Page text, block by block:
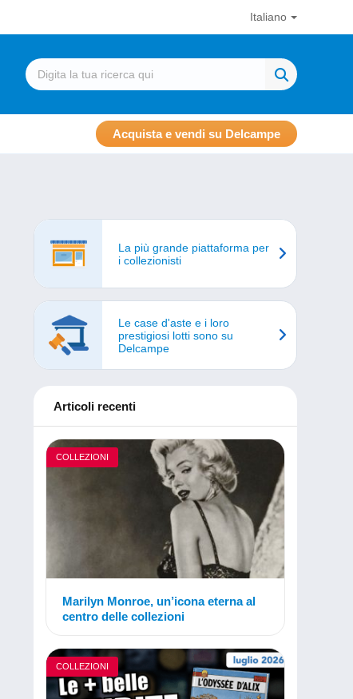
Italiano
Acquista e vendi su Delcampe
La più grande piattaforma per
i collezionisti
Le case d'aste e i loro
prestigiosi lotti sono su
Delcampe
Articoli recenti
COLLEZIONI
Marilyn Monroe, un’icona eterna al
centro delle collezioni
COLLEZIONI